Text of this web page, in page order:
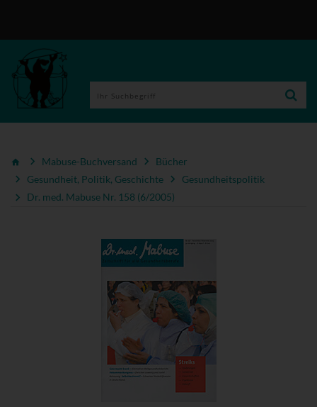
Mabuse-Buchversand
Bücher
Gesundheit, Politik, Geschichte
Gesundheitspolitik
Dr. med. Mabuse Nr. 158 (6/2005)